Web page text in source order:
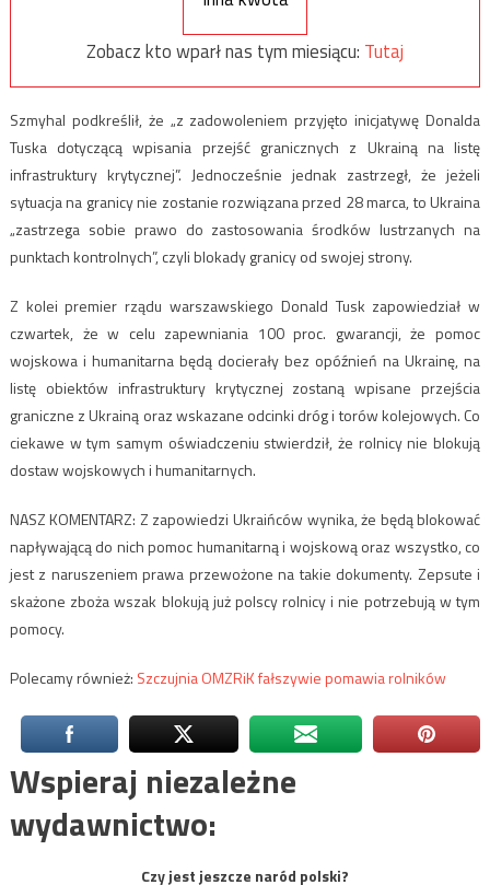
Zobacz kto wparł nas tym miesiącu: Tutaj
Szmyhal podkreślił, że „z zadowoleniem przyjęto inicjatywę Donalda
Tuska dotyczącą wpisania przejść granicznych z Ukrainą na listę
infrastruktury krytycznej”. Jednocześnie jednak zastrzegł, że jeżeli
sytuacja na granicy nie zostanie rozwiązana przed 28 marca, to Ukraina
„zastrzega sobie prawo do zastosowania środków lustrzanych na
punktach kontrolnych”, czyli blokady granicy od swojej strony.
Z kolei premier rządu warszawskiego Donald Tusk zapowiedział w
czwartek, że w celu zapewniania 100 proc. gwarancji, że pomoc
wojskowa i humanitarna będą docierały bez opóźnień na Ukrainę, na
listę obiektów infrastruktury krytycznej zostaną wpisane przejścia
graniczne z Ukrainą oraz wskazane odcinki dróg i torów kolejowych. Co
ciekawe w tym samym oświadczeniu stwierdził, że rolnicy nie blokują
dostaw wojskowych i humanitarnych.
NASZ KOMENTARZ: Z zapowiedzi Ukraińców wynika, że będą blokować
napływającą do nich pomoc humanitarną i wojskową oraz wszystko, co
jest z naruszeniem prawa przewożone na takie dokumenty. Zepsute i
skażone zboża wszak blokują już polscy rolnicy i nie potrzebują w tym
pomocy.
Polecamy również: Szczujnia OMZRiK fałszywie pomawia rolników
Wspieraj niezależne
wydawnictwo:
Czy jest jeszcze naród polski?